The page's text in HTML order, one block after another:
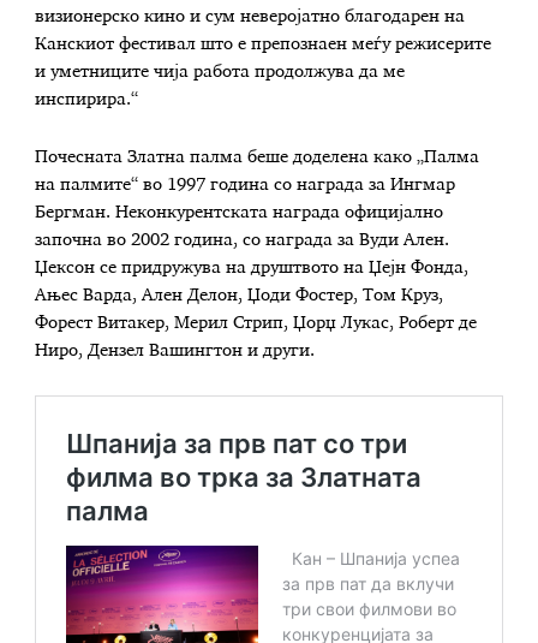
визионерско кино и сум неверојатно благодарен на
Канскиот фестивал што е препознаен меѓу режисерите
и уметниците чија работа продолжува да ме
инспирира.“
Почесната Златна палма беше доделена како „Палма
на палмите“ во 1997 година со награда за Ингмар
Бергман. Неконкурентската награда официјално
започна во 2002 година, со награда за Вуди Ален.
Џексон се придружува на друштвото на Џејн Фонда,
Ањес Варда, Ален Делон, Џоди Фостер, Том Круз,
Форест Витакер, Мерил Стрип, Џорџ Лукас, Роберт де
Ниро, Дензел Вашингтон и други.